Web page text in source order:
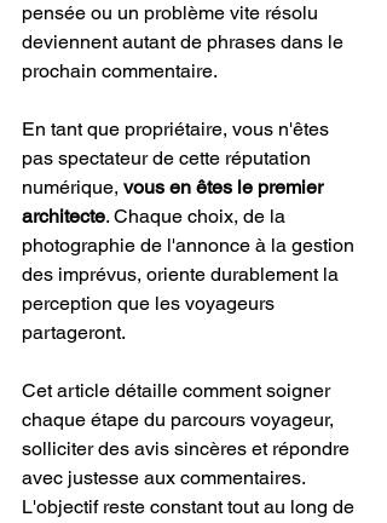
pensée ou un problème vite résolu
deviennent autant de phrases dans le
prochain commentaire.
En tant que propriétaire, vous n'êtes
pas spectateur de cette réputation
numérique, vous en êtes le premier
architecte. Chaque choix, de la
photographie de l'annonce à la gestion
des imprévus, oriente durablement la
perception que les voyageurs
partageront.
Cet article détaille comment soigner
chaque étape du parcours voyageur,
solliciter des avis sincères et répondre
avec justesse aux commentaires.
L'objectif reste constant tout au long de